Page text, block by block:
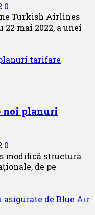
0
Turkish Airlines
mai 2022, a unei
tarifare
noi planuri
0
modifică structura
de pe
de Blue Air